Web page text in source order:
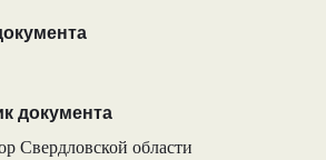
документа
Свердловской области